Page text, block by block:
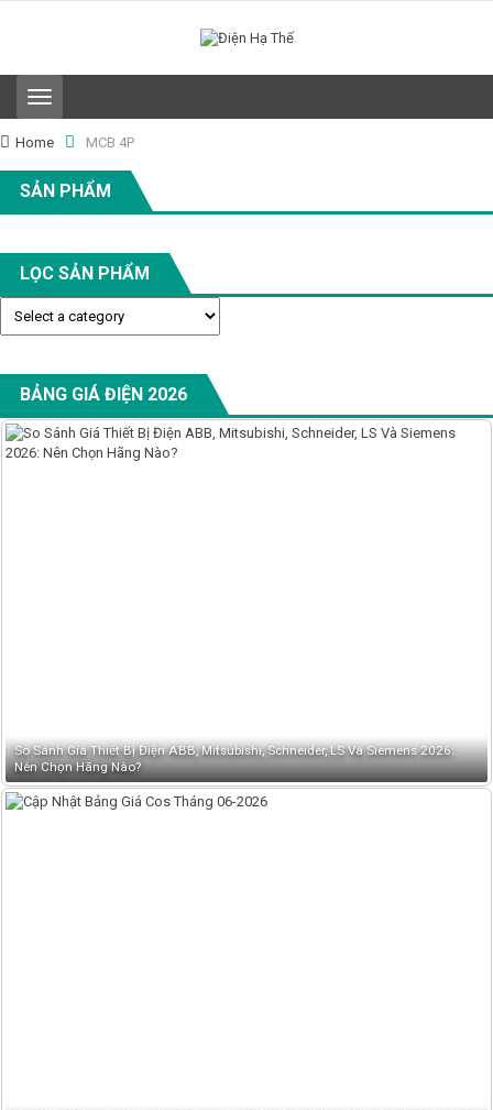
T
o
g
l
e
n
v
i
g
a
t
o
n
Home MCB 4P
SẢN PHẨM
LỌC SẢN PHẨM
BẢNG GIÁ ĐIỆN 2026
So Sánh Giá Thiết Bị Điện ABB, Mitsubishi, Schneider, LS Và Siemens 2026:
Nên Chọn Hãng Nào?